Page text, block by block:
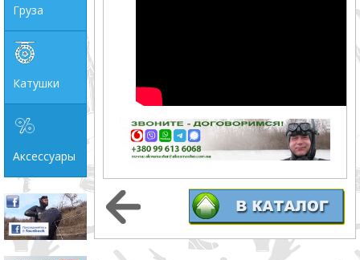
Груза
Катушки
Аксессуары